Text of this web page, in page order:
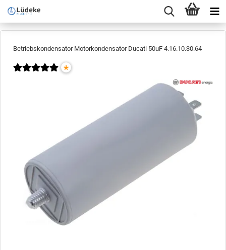
Betriebskondensator Motorkondensator Ducati 50uF 4.16.10.30.64
*